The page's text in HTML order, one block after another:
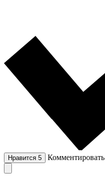
Нравится 5 Комментировать